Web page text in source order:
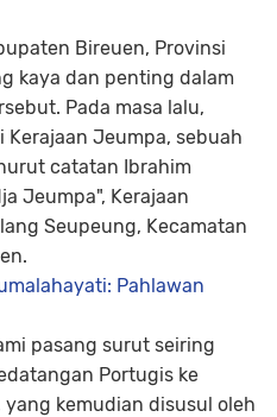
Bireuen, Provinsi
kaya dan penting dalam
Pada masa lalu,
Jeumpa, sebuah
catatan Ibrahim
Jeumpa", Kerajaan
Seupeung, Kecamatan
Pahlawan
pasang surut seiring
Portugis ke
yang kemudian disusul oleh